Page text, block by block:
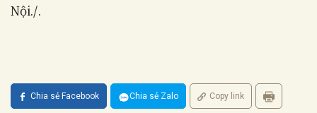
Nội./.
Chia sẻ Facebook Chia sẻ Zalo Copy link